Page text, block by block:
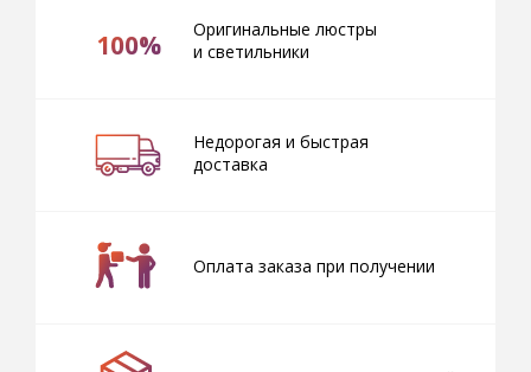
100%
Оригинальные люстры
и светильники
Недорогая и быстрая
доставка
Оплата заказа при получении